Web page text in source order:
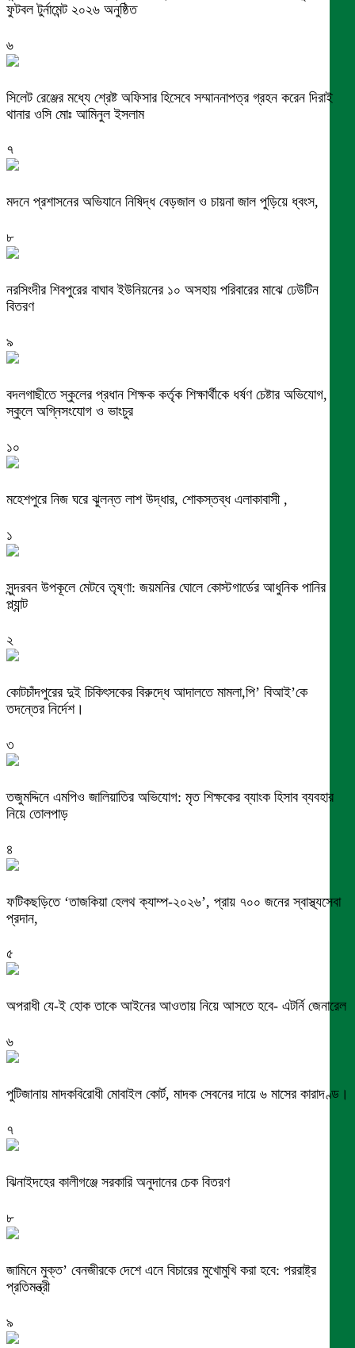
ফুটবল টুর্নামেন্ট ২০২৬ অনুষ্ঠিত
৬
সিলেট রেঞ্জের মধ্যে শ্রেষ্ট অফিসার হিসেবে সম্মাননাপত্র গ্রহন করেন দিরাই
থানার ওসি মোঃ আমিনুল ইসলাম
৭
মদনে প্রশাসনের অভিযানে নিষিদ্ধ বেড়জাল ও চায়না জাল পুড়িয়ে ধ্বংস,
৮
নরসিংদীর শিবপুরের বাঘাব ইউনিয়নের ১০ অসহায় পরিবারের মাঝে ঢেউটিন
বিতরণ
৯
বদলগাছীতে স্কুলের প্রধান শিক্ষক কর্তৃক শিক্ষার্থীকে ধর্ষণ চেষ্টার অভিযোগ,
স্কুলে অগ্নিসংযোগ ও ভাংচুর
১০
মহেশপুরে নিজ ঘরে ঝুলন্ত লাশ উদ্ধার, শোকস্তব্ধ এলাকাবাসী ,
১
সুন্দরবন উপকূলে মেটবে তৃষ্ণা: জয়মনির ঘোলে কোস্টগার্ডের আধুনিক পানির
প্ল্যান্ট
২
কোটচাঁদপুরের দুই চিকিৎসকের বিরুদ্ধে আদালতে মামলা,পি’ বিআই’কে
তদন্তের নির্দেশ।
৩
তজুমদ্দিনে এমপিও জালিয়াতির অভিযোগ: মৃত শিক্ষকের ব্যাংক হিসাব ব্যবহার
নিয়ে তোলপাড়
৪
ফটিকছড়িতে ‘তাজকিয়া হেলথ ক্যাম্প-২০২৬’, প্রায় ৭০০ জনের স্বাস্থ্যসেবা
প্রদান,
৫
অপরাধী যে-ই হোক তাকে আইনের আওতায় নিয়ে আসতে হবে- এটর্নি জেনারেল
৬
পুটিজানায় মাদকবিরোধী মোবাইল কোর্ট, মাদক সেবনের দায়ে ৬ মাসের কারাদণ্ড।
৭
ঝিনাইদহের কালীগঞ্জে সরকারি অনুদানের চেক বিতরণ
৮
জামিনে মুক্ত’ বেনজীরকে দেশে এনে বিচারের মুখোমুখি করা হবে: পররাষ্ট্র
প্রতিমন্ত্রী
৯